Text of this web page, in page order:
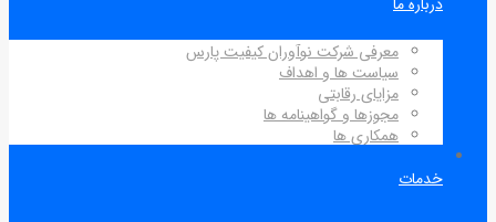
معرفی شرکت نوآوران کیفیت پارس
سیاست ها و اهداف
مزایای رقابتی
مجوزها و گواهینامه ها
همکاری ها
خدمات